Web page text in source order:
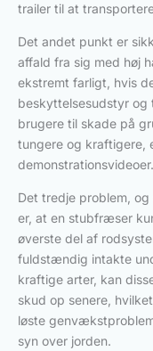
trailer til at
Det andet punkt er
affald fra sig med høj
ekstremt farligt, hvis
beskyttelsesudstyr
brugere til skade på
tungere og kraftigere,
demonstrationsvideoer.
Det tredje problem,
er, at en stubfræser
øverste del af
fuldstændig intakte
kraftige arter, kan
skud op senere,
løste
syn over jorden.